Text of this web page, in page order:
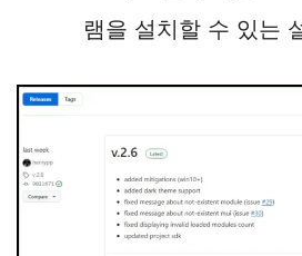
램을 설치할 수 있는